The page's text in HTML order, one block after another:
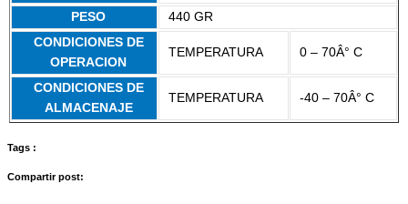
PESO
440 GR
CONDICIONES DE
OPERACION
TEMPERATURA 0 – 70Â° C
CONDICIONES DE
ALMACENAJE
TEMPERATURA -40 – 70Â° C
Tags :
Compartir post: